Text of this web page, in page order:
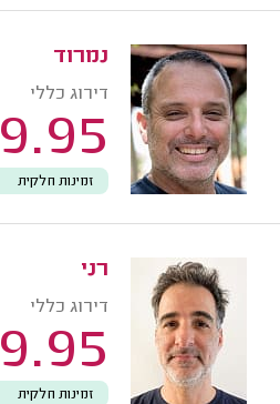
נמרוד
דירוג כללי
9.95
זמינות חלקית
רני
דירוג כללי
9.95
זמינות חלקית